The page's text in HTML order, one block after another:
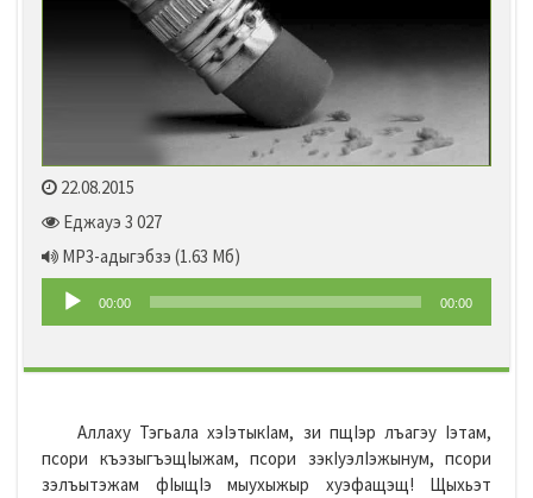
22.08.2015
Еджауэ 3 027
MP3-адыгэбзэ (1.63 Мб)
Audio
Player
00:00 00:00
Аллаху Тэгьала хэIэтыкIам, зи пщIэр лъагэу Iэтам,
псори къэзыгъэщIыжам, псори зэкIуэлIэжынум, псори
зэлъытэжам фIыщIэ мыухыжыр хуэфащэщ! Щыхьэт